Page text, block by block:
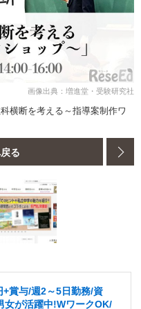
画像出典：増進堂・受験研究社
横断を考える～指導案制作ワ
る
賞与/週2～5日勤務/資
女が活躍中!WワークOK/